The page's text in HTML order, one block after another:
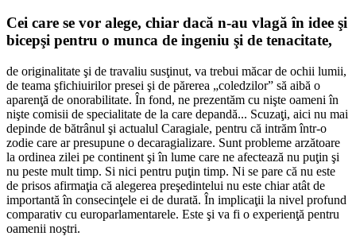
Cei care se vor alege, chiar dacă n-au vlagă în idee şi
bicepşi pentru o munca de ingeniu şi de tenacitate,
de originalitate şi de travaliu susţinut, va trebui măcar de ochii lumii,
de teama şfichiuirilor presei şi de părerea „coledzilor” să aibă o
aparenţă de onorabilitate. În fond, ne prezentăm cu nişte oameni în
nişte comisii de specialitate de la care depandă... Scuzaţi, aici nu mai
depinde de bătrânul şi actualul Caragiale, pentru că intrăm într-o
zodie care ar presupune o decaragializare. Sunt probleme arzătoare
la ordinea zilei pe continent şi în lume care ne afectează nu puţin şi
nu peste mult timp. Si nici pentru puţin timp. Ni se pare că nu este
de prisos afirmaţia că alegerea preşedintelui nu este chiar atât de
importantă în consecinţele ei de durată. În implicaţii la nivel profund
comparativ cu europarlamentarele. Este şi va fi o experienţă pentru
oamenii noştri.